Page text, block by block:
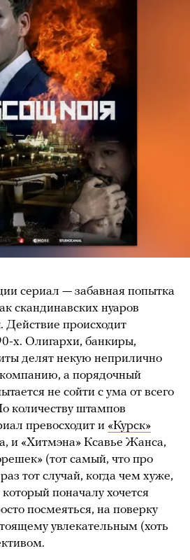
сериал — забавная попытка
скандинавских нуаров
Действие происходит
х. Олигархи, банкиры,
делят некую неприлично
а порядочный
не сойти с ума от всего
количеству штампов
превосходит и «Курск»
и «Хитмэна» Ксавье Жанса,
(тот самый, что про
тот случай, когда чем хуже,
поначалу хочется
посмеяться, на поверку
увлекательным (хоть